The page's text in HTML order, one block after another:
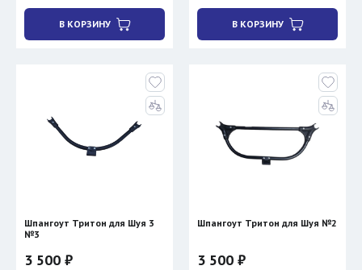
В КОРЗИНУ В КОРЗИНУ
Шпангоут Тритон для Шуя 3
№3
3 500 ₽
Шпангоут Тритон для Шуя №2
3 500 ₽